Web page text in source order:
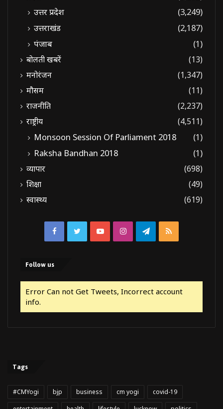
उत्तर प्रदेश
(3,249)
उत्तराखंड
(2,187)
पंजाब
(1)
बोलती खबरें
(13)
मनोरंजन
(1,347)
मौसम
(11)
राजनीति
(2,237)
राष्ट्रीय
(4,511)
Monsoon Session Of Parliament 2018
(1)
Raksha Bandhan 2018
(1)
व्यापार
(698)
शिक्षा
(49)
स्वास्थ्य
(619)
FacebookTwitterYouTubeInstagramTelegram
RSS
Follow us
Error Can not Get Tweets, Incorrect account
info.
Tags
#CMYogi bjp business cm yogi
covid-19